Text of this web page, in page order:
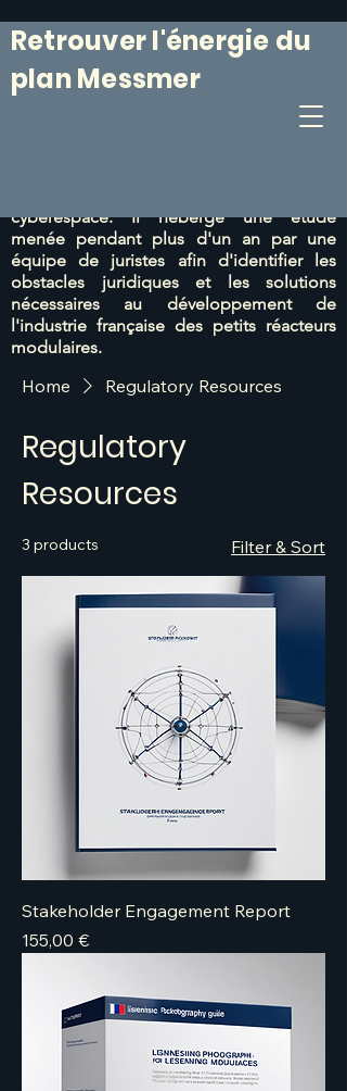
Le 6 mars 1974, le Plan Messmer était
d'un programme de
cyberespace. Il héberge une étude
menée pendant plus d'un an par une
équipe de juristes afin d'identifier les
obstacles juridiques et les solutions
nécessaires au développement de
l'industrie française des petits réacteurs
modulaires.
Retrouver l'énergie du
plan Messmer
Home Regulatory Resources
Regulatory
Resources
3 products Filter & Sort
Stakeholder Engagement Report
Price
155,00 €